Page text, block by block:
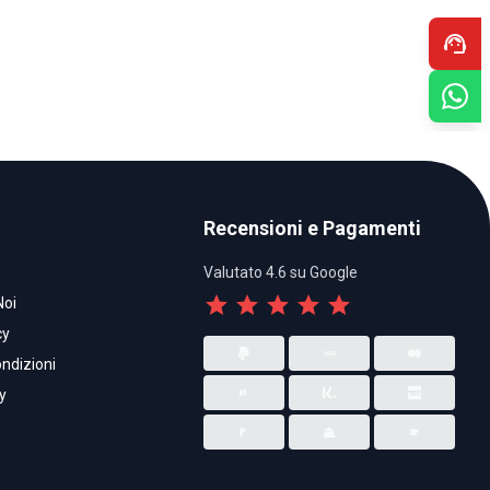
Recensioni e Pagamenti
Valutato 4.6 su Google
star star star star star
support_agent